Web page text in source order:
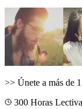
>> Únete a más de
300 Horas